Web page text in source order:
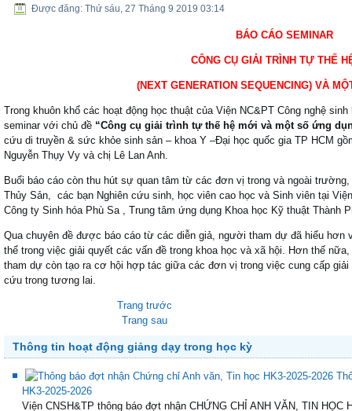
BÁO CÁO SEMINAR
BÁO CÁO SEMINAR
CÔNG CỤ GIẢI TRÌNH TỰ THẾ
(NEXT GENERATION SEQUENCING) VÀ
Trong khuôn khổ các hoạt động học thuật của Viện NC&PT Công nghệ
seminar với chủ đề “Công cụ giải trình tự thế hệ mới và một số ứng
cứu di truyền & sức khỏe sinh sản – khoa Y –Đại học quốc gia TP HCM
Nguyễn Thụy Vy và chị Lê Lan Anh.
Buổi báo cáo còn thu hút sự quan tâm từ các đơn vị trong và ngoài
Thủy Sản, các bạn Nghiên cứu sinh, học viên cao học và Sinh viên tại
Công ty Sinh hóa Phù Sa , Trung tâm ứng dụng Khoa học Kỹ thuật Thành
Qua chuyên đề được báo cáo từ các diễn giả, người tham dự đã hiểu
thể trong việc giải quyết các vấn đề trong khoa học và xã hội. Hơn thế
tham dự còn tạo ra cơ hội hợp tác giữa các đơn vị trong việc cung cấp
Trang sau
Thông tin hoạt động giảng dạy trong học kỳ